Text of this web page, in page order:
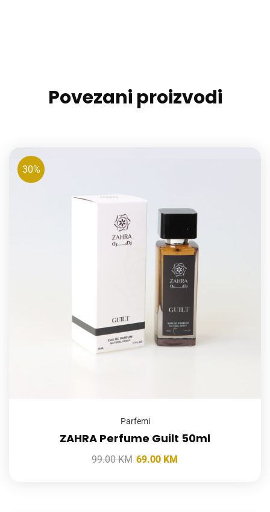
Povezani proizvodi
30%
Parfemi
ZAHRA Perfume Guilt 50ml
99.00KM 69.00 KM